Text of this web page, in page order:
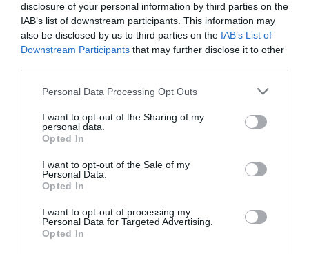
disclosure of your personal information by third parties on the
IAB’s list of downstream participants. This information may
also be disclosed by us to third parties on the IAB’s List of
Downstream Participants that may further disclose it to other
Please note that this website/app uses one or more Google
not limited to your visit or usage behaviour. You may click to
grant or deny consent to Google and its third-party tags to
use your data for below specified purposes in below Google
consent section.
Personal Data Processing Opt Outs
I want to opt-out of the Sharing of my
personal data.
Opted In
I want to opt-out of the Sale of my
Personal Data.
Opted In
I want to opt-out of processing my
Personal Data for Targeted Advertising.
Opted In
VISSZA A FŐOLDALRA
Legfrissebb híreink
MENTŐK IS A HELYSZÍNRE ÉRKE...
2026. augusztus 06|Riasztó